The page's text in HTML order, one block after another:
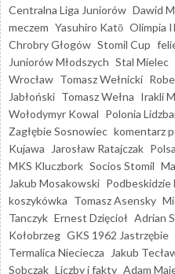
Centralna Liga Juniorów Dawid
meczem Yasuhiro Katō Olimpia
Chrobry Głogów Stomil Cup
Juniorów Młodszych Stal Mielec
Wrocław Tomasz Wełnicki
Jabłoński Tomasz Wełna Irakli
Wołodymyr Kowal Polonia
Zagłębie Sosnowiec komentarz
Kujawa
Jarosław Ratajczak
MKS Kluczbork Socios Stomil
Jakub Mosakowski Podbeskidzie
koszykówka Tomasz Asensky
Tanczyk Ernest Dzięcioł Adrian
Kołobrzeg GKS 1962 Jastrzębie
Termalica Nieciecza
Jakub
Sobczak Liczby i fakty Adam